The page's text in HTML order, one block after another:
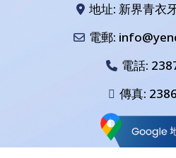
地址: 新界青衣
電郵:
電話:
傳真: